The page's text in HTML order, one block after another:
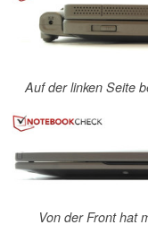
Auf der linken Seite
Von der Front hat